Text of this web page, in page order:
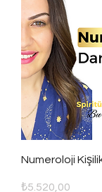
Numeroloji
Fiyat
₺5.520,00